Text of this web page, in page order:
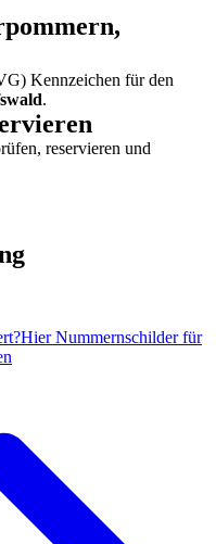
Kennzeichen für den
.
reservieren und
Hier Nummernschilder für